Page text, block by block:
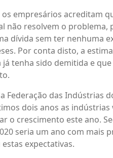
empresários acreditam
não resolvem o problema,
dívida sem ter nenhuma
Por conta disto, a
tenha sido demitida e
Federação das Indústrias
dois anos as
o crescimento este ano.
seria um ano com mais
expectativas.